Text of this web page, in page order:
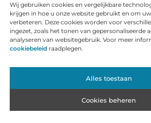
Wij gebruiken cookies en vergelijkbare
krijgen in hoe u onze website gebruikt en om
verbeteren. Deze cookies worden voor
ingezet, zoals het tonen van gepersonaliseerde
analyseren van websitegebruik. Voor meer
cookiebeleid raadplegen.
Alles toestaan
Cookies beheren
De Juiste Poort Kiezen voor
Bedrijventerreinen: Opties en
Overwegingen
Een goed beveiligde en goed
georganiseerde toegang tot een
waarborgen. Het kiezen van de juiste